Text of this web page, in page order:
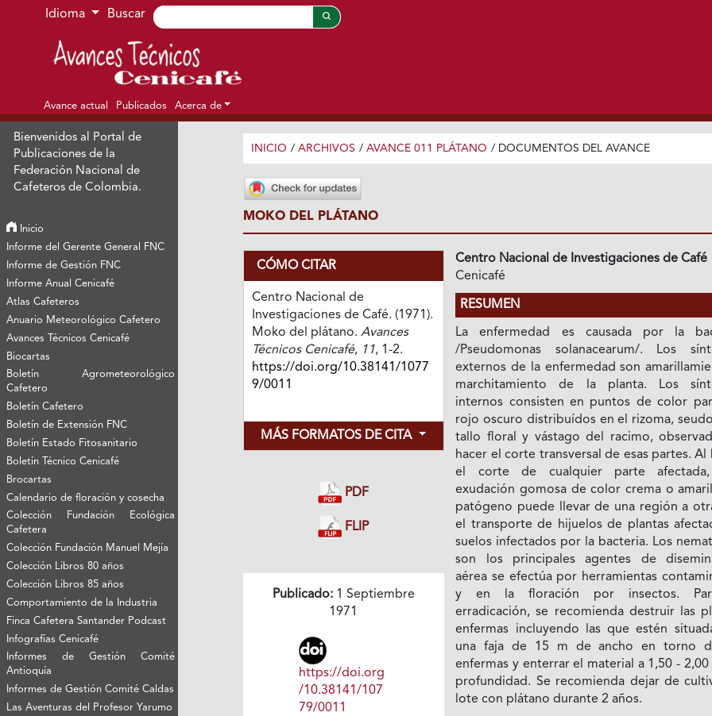
Ir al menú de navegación principal
Ir al contenido principal
Ir al pie de página del sitio
Idioma Buscar
Avance actual Publicados Acerca de
Bienvenidos al Portal de
Publicaciones de la
Federación Nacional de
Cafeteros de Colombia.
Inicio
Informe del Gerente General FNC
Informe de Gestión FNC
Informe Anual Cenicafé
Atlas Cafeteros
Anuario Meteorológico Cafetero
Avances Técnicos Cenicafé
Biocartas
Boletín Agrometeorológico
Cafetero
Boletín Cafetero
Boletín de Extensión FNC
Boletín Estado Fitosanitario
Boletín Técnico Cenicafé
Brocartas
Calendario de floración y cosecha
Colección Fundación Ecológica
Cafetera
Colección Fundación Manuel Mejía
Colección Libros 80 años
Colección Libros 85 años
Comportamiento de la Industria
Finca Cafetera Santander Podcast
Infografías Cenicafé
Informes de Gestión Comité
Antioquía
Informes de Gestión Comité Caldas
Las Aventuras del Profesor Yarumo
INICIO / ARCHIVOS / AVANCE 011 PLÁTANO / DOCUMENTOS DEL AVANCE
MOKO DEL PLÁTANO
CÓMO CITAR
Centro Nacional de
Investigaciones de Café. (1971).
Moko del plátano. Avances
Técnicos Cenicafé, 11, 1-2.
https://doi.org/10.38141/1077
9/0011
MÁS FORMATOS DE CITA
PDF
FLIP
Publicado:1 Septiembre
1971
https://doi.org
/10.38141/107
79/0011
Centro Nacional de Investigaciones de Café
Cenicafé
RESUMEN
La enfermedad es causada por la
/Pseudomonas solanacearum/. Los
externos de la enfermedad son
marchitamiento de la planta. Los
internos consisten en puntos de color
rojo oscuro distribuídos en el rizoma,
tallo floral y vástago del racimo,
hacer el corte transversal de esas partes. Al
el corte de cualquier parte
exudación gomosa de color crema o
patógeno puede llevar de una región a
el transporte de hijuelos de plantas
suelos infectados por la bacteria. Los
son los principales agentes de
aérea se efectúa por herramientas
y en la floración por insectos.
erradicación, se recomienda destruir las
enfermas incluyendo las que estén
una faja de 15 m de ancho en torno
enfermas y enterrar el material a 1,50 - 2,00
profundidad. Se recomienda dejar de
lote con plátano durante 2 años.